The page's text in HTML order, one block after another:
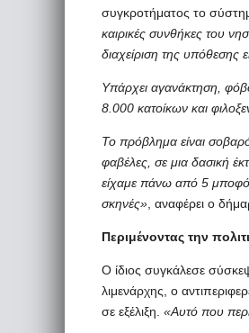
συγκροτήματος το
καιρικές συνθήκες του
διαχείριση της υπόθεσης
Υπάρχει αγανάκτηση,
8.000 κατοίκων και
Το πρόβλημα είναι
φαβέλες, σε μια δασική
είχαμε πάνω από 5
σκηνές» , αναφέρει ο
Περιμένοντας την
Ο ίδιος συγκάλεσε
λιμενάρχης, ο
σε εξέλιξη. «Αυτό που